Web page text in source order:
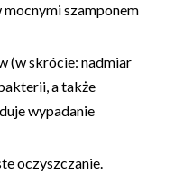
szamponem
(w skrócie: nadmiar
a także
wypadanie
oczyszczanie.